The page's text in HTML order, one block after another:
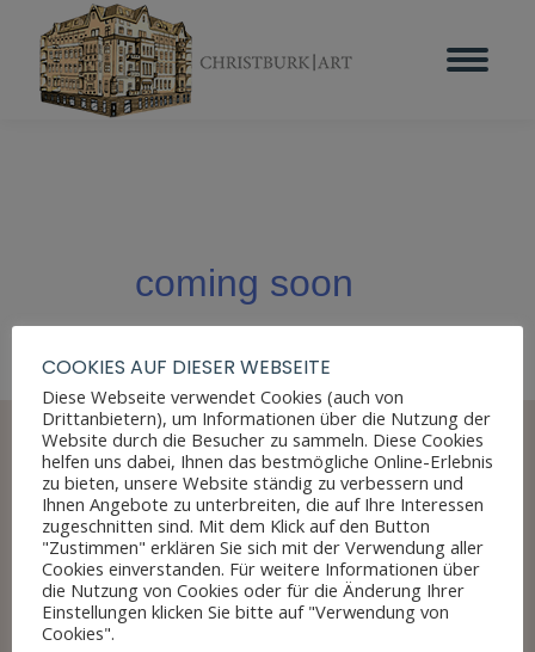
coming soon
Impressum
Datenschutz
Allgemeine Geschäftsbedingungen
COOKIES AUF DIESER WEBSEITE
Diese Webseite verwendet Cookies (auch von
Drittanbietern), um Informationen über die Nutzung der
Website durch die Besucher zu sammeln. Diese Cookies
helfen uns dabei, Ihnen das bestmögliche Online-Erlebnis
zu bieten, unsere Website ständig zu verbessern und
Ihnen Angebote zu unterbreiten, die auf Ihre Interessen
zugeschnitten sind. Mit dem Klick auf den Button
"Zustimmen" erklären Sie sich mit der Verwendung aller
Cookies einverstanden. Für weitere Informationen über
die Nutzung von Cookies oder für die Änderung Ihrer
Einstellungen klicken Sie bitte auf "Verwendung von
Cookies".